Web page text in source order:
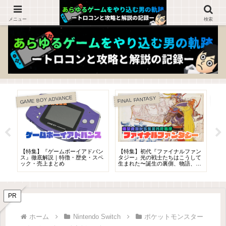
ゲームを知らない人でも楽しめるブログ！
GAME BOY ADVANCE
【特集】『ゲームボーイアドバン
ス』徹底解説｜特徴・歴史・スペ
ック・売上まとめ
FINAL FANTASY
【特集】初代『ファイナルファン
タジー』光の戦士たちはこうして
生まれた〜誕生の裏側、物語、ゲ
PR
ホーム Nintendo Switch
ポケットモンスター
メニュー 検索